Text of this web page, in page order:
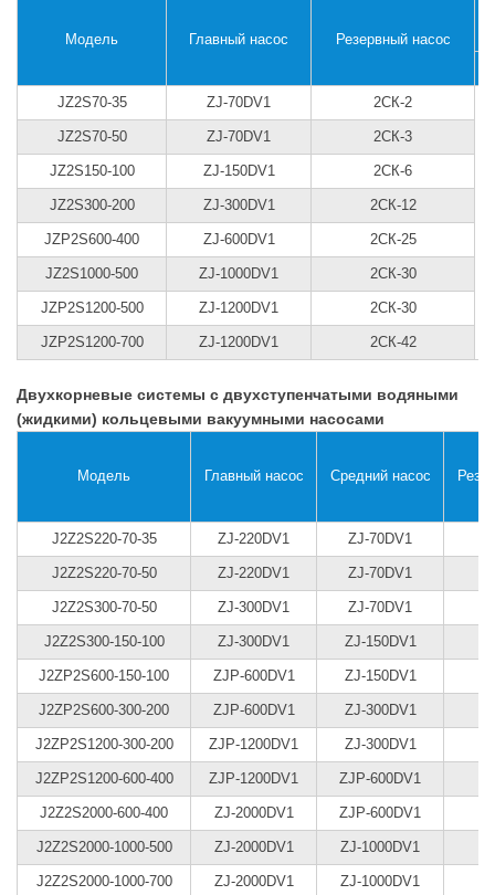
Модель Главный насос Резервный насос
JZ2S70-35 ZJ-70DV1 2СК-2
JZ2S70-50 ZJ-70DV1 2СК-3
JZ2S150-100 ZJ-150DV1 2СК-6
JZ2S300-200 ZJ-300DV1 2СК-12
JZP2S600-400 ZJ-600DV1 2СК-25
JZ2S1000-500 ZJ-1000DV1 2СК-30
JZP2S1200-500 ZJ-1200DV1 2СК-30
JZP2S1200-700 ZJ-1200DV1 2СК-42
Двухкорневые системы с двухступенчатыми водяными
(жидкими) кольцевыми вакуумными насосами
Модель Главный насос Средний насос
J2Z2S220-70-35 ZJ-220DV1 ZJ-70DV1
J2Z2S220-70-50 ZJ-220DV1 ZJ-70DV1
J2Z2S300-70-50 ZJ-300DV1 ZJ-70DV1
J2Z2S300-150-100 ZJ-300DV1 ZJ-150DV1
J2ZP2S600-150-100 ZJP-600DV1 ZJ-150DV1
J2ZP2S600-300-200 ZJP-600DV1 ZJ-300DV1
J2ZP2S1200-300-200 ZJP-1200DV1 ZJ-300DV1
J2ZP2S1200-600-400 ZJP-1200DV1 ZJP-600DV1
J2Z2S2000-600-400 ZJ-2000DV1 ZJP-600DV1
J2Z2S2000-1000-500 ZJ-2000DV1 ZJ-1000DV1
J2Z2S2000-1000-700 ZJ-2000DV1 ZJ-1000DV1